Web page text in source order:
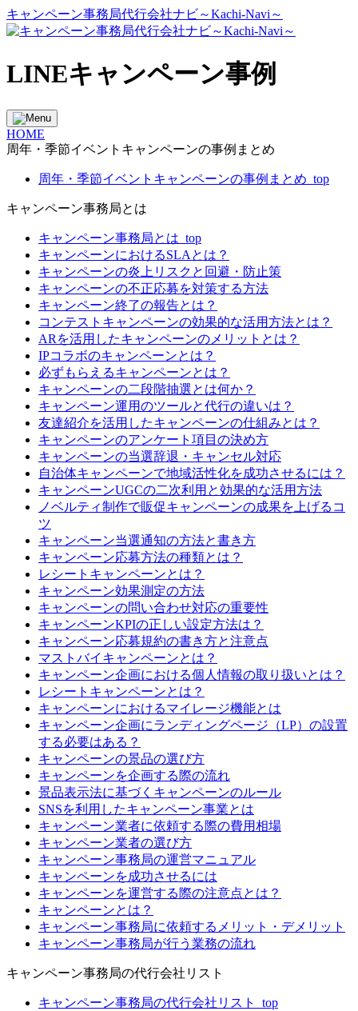
キャンペーン事務局代行会社ナビ～Kachi-Navi～
LINEキャンペーン事例
HOME
周年・季節イベントキャンペーンの事例まとめ
周年・季節イベントキャンペーンの事例まとめ_top
キャンペーン事務局とは
キャンペーン事務局とは_top
キャンペーンにおけるSLAとは？
キャンペーンの炎上リスクと回避・防止策
キャンペーンの不正応募を対策する方法
キャンペーン終了の報告とは？
コンテストキャンペーンの効果的な活用方法とは？
ARを活用したキャンペーンのメリットとは？
IPコラボのキャンペーンとは？
必ずもらえるキャンペーンとは？
キャンペーンの二段階抽選とは何か？
キャンペーン運用のツールと代行の違いは？
友達紹介を活用したキャンペーンの仕組みとは？
キャンペーンのアンケート項目の決め方
キャンペーンの当選辞退・キャンセル対応
自治体キャンペーンで地域活性化を成功させるには？
キャンペーンUGCの二次利用と効果的な活用方法
ノベルティ制作で販促キャンペーンの成果を上げるコ
ツ
キャンペーン当選通知の方法と書き方
キャンペーン応募方法の種類とは？
レシートキャンペーンとは？
キャンペーン効果測定の方法
キャンペーンの問い合わせ対応の重要性
キャンペーンKPIの正しい設定方法は？
キャンペーン応募規約の書き方と注意点
マストバイキャンペーンとは？
キャンペーン企画における個人情報の取り扱いとは？
レシートキャンペーンとは？
キャンペーンにおけるマイレージ機能とは
キャンペーン企画にランディングページ（LP）の設置
する必要はある？
キャンペーンの景品の選び方
キャンペーンを企画する際の流れ
景品表示法に基づくキャンペーンのルール
SNSを利用したキャンペーン事業とは
キャンペーン業者に依頼する際の費用相場
キャンペーン業者の選び方
キャンペーン事務局の運営マニュアル
キャンペーンを成功させるには
キャンペーンを運営する際の注意点とは？
キャンペーンとは？
キャンペーン事務局に依頼するメリット・デメリット
キャンペーン事務局が行う業務の流れ
キャンペーン事務局の代行会社リスト
キャンペーン事務局の代行会社リスト_top